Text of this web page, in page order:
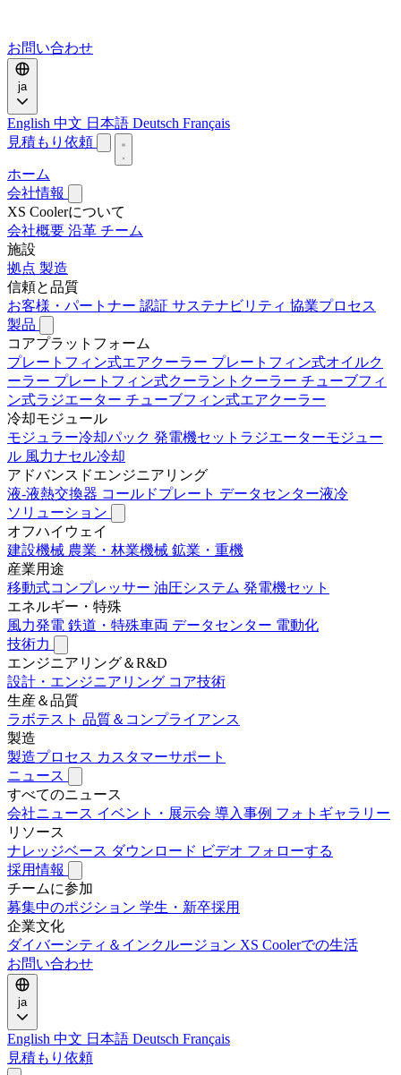
お問い合わせ
ja
English 中文 日本語 Deutsch Français
見積もり依頼
ホーム
会社情報
XS Coolerについて
会社概要 沿革 チーム
施設
拠点 製造
信頼と品質
お客様・パートナー 認証 サステナビリティ 協業プロセス
製品
コアプラットフォーム
プレートフィン式エアクーラー プレートフィン式オイルク
ーラー プレートフィン式クーラントクーラー チューブフィ
ン式ラジエーター チューブフィン式エアクーラー
冷却モジュール
モジュラー冷却パック 発電機セットラジエーターモジュー
ル 風力ナセル冷却
アドバンスドエンジニアリング
液-液熱交換器 コールドプレート データセンター液冷
ソリューション
オフハイウェイ
建設機械 農業・林業機械 鉱業・重機
産業用途
移動式コンプレッサー 油圧システム 発電機セット
エネルギー・特殊
風力発電 鉄道・特殊車両 データセンター 電動化
技術力
エンジニアリング＆R&D
設計・エンジニアリング コア技術
生産＆品質
ラボテスト 品質＆コンプライアンス
製造
製造プロセス カスタマーサポート
ニュース
すべてのニュース
会社ニュース イベント・展示会 導入事例 フォトギャラリー
リソース
ナレッジベース ダウンロード ビデオ フォローする
採用情報
チームに参加
募集中のポジション 学生・新卒採用
企業文化
ダイバーシティ＆インクルージョン XS Coolerでの生活
お問い合わせ
ja
English 中文 日本語 Deutsch Français
見積もり依頼